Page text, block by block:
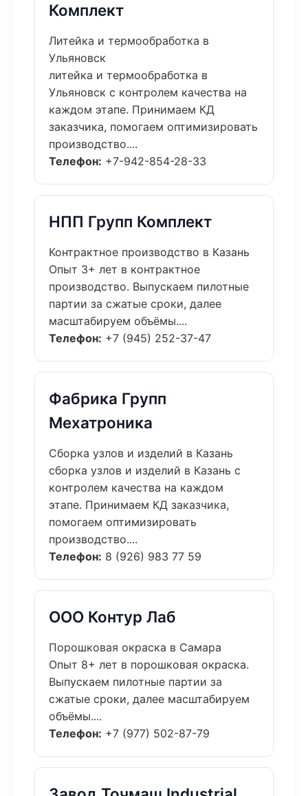
Комплект
Литейка и термообработка в
Ульяновск
литейка и термообработка в
Ульяновск с контролем качества на
каждом этапе. Принимаем КД
заказчика, помогаем оптимизировать
производство....
Телефон: +7-942-854-28-33
НПП Групп Комплект
Контрактное производство в Казань
Опыт 3+ лет в контрактное
производство. Выпускаем пилотные
партии за сжатые сроки, далее
масштабируем объёмы....
Телефон: +7 (945) 252-37-47
Фабрика Групп
Мехатроника
Сборка узлов и изделий в Казань
сборка узлов и изделий в Казань с
контролем качества на каждом
этапе. Принимаем КД заказчика,
помогаем оптимизировать
производство....
Телефон: 8 (926) 983 77 59
ООО Контур Лаб
Порошковая окраска в Самара
Опыт 8+ лет в порошковая окраска.
Выпускаем пилотные партии за
сжатые сроки, далее масштабируем
объёмы....
Телефон: +7 (977) 502-87-79